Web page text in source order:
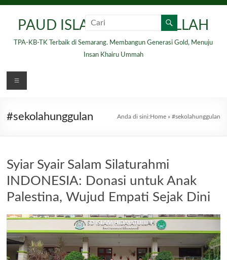
contentPAUD ISLAM HIDAYATULLAH
TPA-KB-TK Terbaik di Semarang. Membangun Generasi Gold, Menuju
Insan Khairu Ummah
Menu
#sekolahunggulan Anda di sini:Home» #sekolahunggulan
Syiar Syair Salam Silaturahmi
INDONESIA: Donasi untuk Anak
Palestina, Wujud Empati Sejak Dini